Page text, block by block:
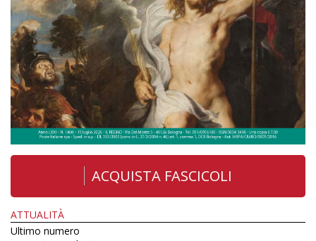
ACQUISTA FASCICOLI
ATTUALITÀ
Ultimo numero